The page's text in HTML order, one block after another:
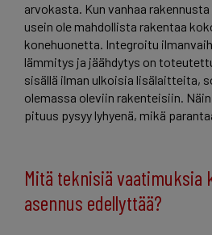
arvokasta. Kun vanhaa
usein ole mahdollista rakentaa
konehuonetta. Integroitu
lämmitys ja jäähdytys on
sisällä ilman ulkoisia lisälaitteita,
olemassa oleviin rakenteisiin.
pituus pysyy lyhyenä, mikä
Mitä teknisiä vaatimuksia
asennus edellyttää?